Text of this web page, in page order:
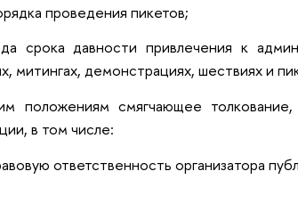
проведения пикетов;
срока давности привлечения к
митингах, демонстрациях, шествиях и
смягчающее
в том числе:
ответственность организатора